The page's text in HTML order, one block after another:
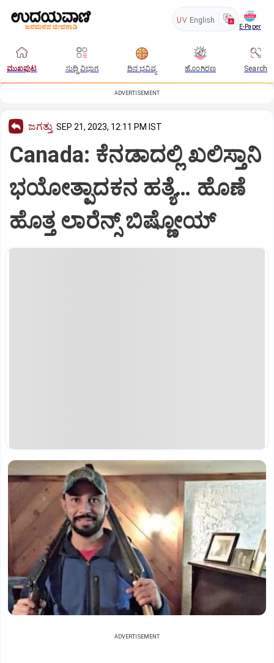
UV English
E-Paper
ಮುಖಪುಟ ಸುದ್ದಿ ವಿಭಾಗ ದಿನ ಭವಿಷ್ಯ ಹೊಂಗಿರಣ Search
ADVERTISEMENT
ಜಗತ್ತು SEP 21, 2023, 12:11 PM IST
Canada: ಕೆನಡಾದಲ್ಲಿ ಖಲಿಸ್ತಾನಿ
ಭಯೋತ್ಪಾದಕನ ಹತ್ಯೆ… ಹೊಣೆ
ಹೊತ್ತ ಲಾರೆನ್ಸ್ ಬಿಷ್ಣೋಯ್
ADVERTISEMENT